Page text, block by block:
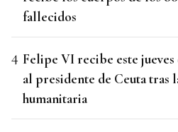
fallecidos
Felipe VI recibe este
al presidente de Ceuta tras
humanitaria